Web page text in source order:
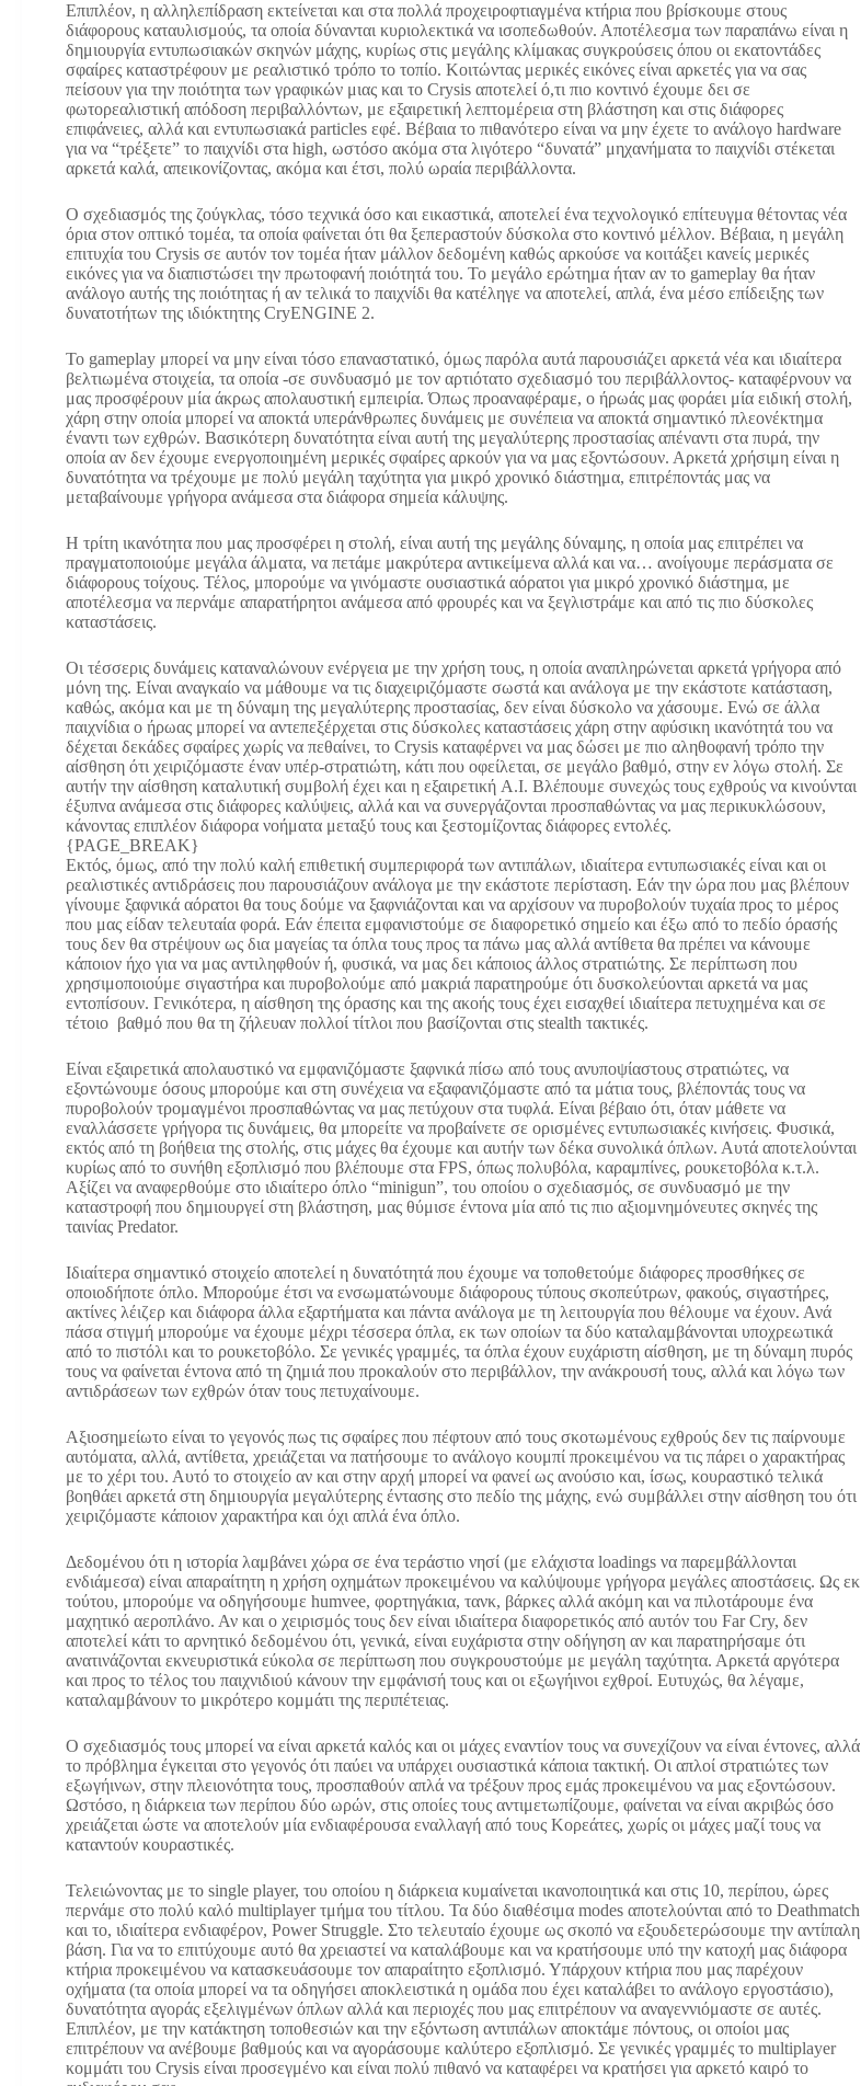
Επιπλέον, η αλληλεπίδραση εκτείνεται και στα πολλά προχειροφτιαγμένα κτήρια που βρίσκουμε στους
διάφορους καταυλισμούς, τα οποία δύνανται κυριολεκτικά να ισοπεδωθούν. Αποτέλεσμα των παραπάνω είναι η
δημιουργία εντυπωσιακών σκηνών μάχης, κυρίως στις μεγάλης κλίμακας συγκρούσεις όπου οι εκατοντάδες
σφαίρες καταστρέφουν με ρεαλιστικό τρόπο το τοπίο. Κοιτώντας μερικές εικόνες είναι αρκετές για να σας
πείσουν για την ποιότητα των γραφικών μιας και το Crysis αποτελεί ό,τι πιο κοντινό έχουμε δει σε
φωτορεαλιστική απόδοση περιβαλλόντων, με εξαιρετική λεπτομέρεια στη βλάστηση και στις διάφορες
επιφάνειες, αλλά και εντυπωσιακά particles εφέ. Βέβαια το πιθανότερο είναι να μην έχετε το ανάλογο hardware
για να “τρέξετε” το παιχνίδι στα high, ωστόσο ακόμα στα λιγότερο “δυνατά” μηχανήματα το παιχνίδι στέκεται
αρκετά καλά, απεικονίζοντας, ακόμα και έτσι, πολύ ωραία περιβάλλοντα.
Ο σχεδιασμός της ζούγκλας, τόσο τεχνικά όσο και εικαστικά, αποτελεί ένα τεχνολογικό επίτευγμα θέτοντας νέα
όρια στον οπτικό τομέα, τα οποία φαίνεται ότι θα ξεπεραστούν δύσκολα στο κοντινό μέλλον. Βέβαια, η μεγάλη
επιτυχία του Crysis σε αυτόν τον τομέα ήταν μάλλον δεδομένη καθώς αρκούσε να κοιτάξει κανείς μερικές
εικόνες για να διαπιστώσει την πρωτοφανή ποιότητά του. Το μεγάλο ερώτημα ήταν αν το gameplay θα ήταν
ανάλογο αυτής της ποιότητας ή αν τελικά το παιχνίδι θα κατέληγε να αποτελεί, απλά, ένα μέσο επίδειξης των
δυνατοτήτων της ιδιόκτητης CryENGINE 2.
Το gameplay μπορεί να μην είναι τόσο επαναστατικό, όμως παρόλα αυτά παρουσιάζει αρκετά νέα και ιδιαίτερα
βελτιωμένα στοιχεία, τα οποία -σε συνδυασμό με τον αρτιότατο σχεδιασμό του περιβάλλοντος- καταφέρνουν να
μας προσφέρουν μία άκρως απολαυστική εμπειρία. Όπως προαναφέραμε, ο ήρωάς μας φοράει μία ειδική στολή,
χάρη στην οποία μπορεί να αποκτά υπεράνθρωπες δυνάμεις με συνέπεια να αποκτά σημαντικό πλεονέκτημα
έναντι των εχθρών. Βασικότερη δυνατότητα είναι αυτή της μεγαλύτερης προστασίας απέναντι στα πυρά, την
οποία αν δεν έχουμε ενεργοποιημένη μερικές σφαίρες αρκούν για να μας εξοντώσουν. Αρκετά χρήσιμη είναι η
δυνατότητα να τρέχουμε με πολύ μεγάλη ταχύτητα για μικρό χρονικό διάστημα, επιτρέποντάς μας να
μεταβαίνουμε γρήγορα ανάμεσα στα διάφορα σημεία κάλυψης.
Η τρίτη ικανότητα που μας προσφέρει η στολή, είναι αυτή της μεγάλης δύναμης, η οποία μας επιτρέπει να
πραγματοποιούμε μεγάλα άλματα, να πετάμε μακρύτερα αντικείμενα αλλά και να… ανοίγουμε περάσματα σε
διάφορους τοίχους. Τέλος, μπορούμε να γινόμαστε ουσιαστικά αόρατοι για μικρό χρονικό διάστημα, με
αποτέλεσμα να περνάμε απαρατήρητοι ανάμεσα από φρουρές και να ξεγλιστράμε και από τις πιο δύσκολες
καταστάσεις.
Οι τέσσερις δυνάμεις καταναλώνουν ενέργεια με την χρήση τους, η οποία αναπληρώνεται αρκετά γρήγορα από
μόνη της. Είναι αναγκαίο να μάθουμε να τις διαχειριζόμαστε σωστά και ανάλογα με την εκάστοτε κατάσταση,
καθώς, ακόμα και με τη δύναμη της μεγαλύτερης προστασίας, δεν είναι δύσκολο να χάσουμε. Ενώ σε άλλα
παιχνίδια ο ήρωας μπορεί να αντεπεξέρχεται στις δύσκολες καταστάσεις χάρη στην αφύσικη ικανότητά του να
δέχεται δεκάδες σφαίρες χωρίς να πεθαίνει, το Crysis καταφέρνει να μας δώσει με πιο αληθοφανή τρόπο την
αίσθηση ότι χειριζόμαστε έναν υπέρ-στρατιώτη, κάτι που οφείλεται, σε μεγάλο βαθμό, στην εν λόγω στολή. Σε
αυτήν την αίσθηση καταλυτική συμβολή έχει και η εξαιρετική A.I. Βλέπουμε συνεχώς τους εχθρούς να κινούνται
έξυπνα ανάμεσα στις διάφορες καλύψεις, αλλά και να συνεργάζονται προσπαθώντας να μας περικυκλώσουν,
κάνοντας επιπλέον διάφορα νοήματα μεταξύ τους και ξεστομίζοντας διάφορες εντολές.
{PAGE_BREAK}
Εκτός, όμως, από την πολύ καλή επιθετική συμπεριφορά των αντιπάλων, ιδιαίτερα εντυπωσιακές είναι και οι
ρεαλιστικές αντιδράσεις που παρουσιάζουν ανάλογα με την εκάστοτε περίσταση. Εάν την ώρα που μας βλέπουν
γίνουμε ξαφνικά αόρατοι θα τους δούμε να ξαφνιάζονται και να αρχίσουν να πυροβολούν τυχαία προς το μέρος
που μας είδαν τελευταία φορά. Εάν έπειτα εμφανιστούμε σε διαφορετικό σημείο και έξω από το πεδίο όρασής
τους δεν θα στρέψουν ως δια μαγείας τα όπλα τους προς τα πάνω μας αλλά αντίθετα θα πρέπει να κάνουμε
κάποιον ήχο για να μας αντιληφθούν ή, φυσικά, να μας δει κάποιος άλλος στρατιώτης. Σε περίπτωση που
χρησιμοποιούμε σιγαστήρα και πυροβολούμε από μακριά παρατηρούμε ότι δυσκολεύονται αρκετά να μας
εντοπίσουν. Γενικότερα, η αίσθηση της όρασης και της ακοής τους έχει εισαχθεί ιδιαίτερα πετυχημένα και σε
τέτοιο βαθμό που θα τη ζήλευαν πολλοί τίτλοι που βασίζονται στις stealth τακτικές.
Είναι εξαιρετικά απολαυστικό να εμφανιζόμαστε ξαφνικά πίσω από τους ανυποψίαστους στρατιώτες, να
εξοντώνουμε όσους μπορούμε και στη συνέχεια να εξαφανιζόμαστε από τα μάτια τους, βλέποντάς τους να
πυροβολούν τρομαγμένοι προσπαθώντας να μας πετύχουν στα τυφλά. Είναι βέβαιο ότι, όταν μάθετε να
εναλλάσσετε γρήγορα τις δυνάμεις, θα μπορείτε να προβαίνετε σε ορισμένες εντυπωσιακές κινήσεις. Φυσικά,
εκτός από τη βοήθεια της στολής, στις μάχες θα έχουμε και αυτήν των δέκα συνολικά όπλων. Αυτά αποτελούνται
κυρίως από το συνήθη εξοπλισμό που βλέπουμε στα FPS, όπως πολυβόλα, καραμπίνες, ρουκετοβόλα κ.τ.λ.
Αξίζει να αναφερθούμε στο ιδιαίτερο όπλο “minigun”, του οποίου ο σχεδιασμός, σε συνδυασμό με την
καταστροφή που δημιουργεί στη βλάστηση, μας θύμισε έντονα μία από τις πιο αξιομνημόνευτες σκηνές της
ταινίας Predator.
Ιδιαίτερα σημαντικό στοιχείο αποτελεί η δυνατότητά που έχουμε να τοποθετούμε διάφορες προσθήκες σε
οποιοδήποτε όπλο. Μπορούμε έτσι να ενσωματώνουμε διάφορους τύπους σκοπεύτρων, φακούς, σιγαστήρες,
ακτίνες λέιζερ και διάφορα άλλα εξαρτήματα και πάντα ανάλογα με τη λειτουργία που θέλουμε να έχουν. Ανά
πάσα στιγμή μπορούμε να έχουμε μέχρι τέσσερα όπλα, εκ των οποίων τα δύο καταλαμβάνονται υποχρεωτικά
από το πιστόλι και το ρουκετοβόλο. Σε γενικές γραμμές, τα όπλα έχουν ευχάριστη αίσθηση, με τη δύναμη πυρός
τους να φαίνεται έντονα από τη ζημιά που προκαλούν στο περιβάλλον, την ανάκρουσή τους, αλλά και λόγω των
αντιδράσεων των εχθρών όταν τους πετυχαίνουμε.
Αξιοσημείωτο είναι το γεγονός πως τις σφαίρες που πέφτουν από τους σκοτωμένους εχθρούς δεν τις παίρνουμε
αυτόματα, αλλά, αντίθετα, χρειάζεται να πατήσουμε το ανάλογο κουμπί προκειμένου να τις πάρει ο χαρακτήρας
με το χέρι του. Αυτό το στοιχείο αν και στην αρχή μπορεί να φανεί ως ανούσιο και, ίσως, κουραστικό τελικά
βοηθάει αρκετά στη δημιουργία μεγαλύτερης έντασης στο πεδίο της μάχης, ενώ συμβάλλει στην αίσθηση του ότι
χειριζόμαστε κάποιον χαρακτήρα και όχι απλά ένα όπλο.
Δεδομένου ότι η ιστορία λαμβάνει χώρα σε ένα τεράστιο νησί (με ελάχιστα loadings να παρεμβάλλονται
ενδιάμεσα) είναι απαραίτητη η χρήση οχημάτων προκειμένου να καλύψουμε γρήγορα μεγάλες αποστάσεις. Ως εκ
τούτου, μπορούμε να οδηγήσουμε humvee, φορτηγάκια, τανκ, βάρκες αλλά ακόμη και να πιλοτάρουμε ένα
μαχητικό αεροπλάνο. Αν και ο χειρισμός τους δεν είναι ιδιαίτερα διαφορετικός από αυτόν του Far Cry, δεν
αποτελεί κάτι το αρνητικό δεδομένου ότι, γενικά, είναι ευχάριστα στην οδήγηση αν και παρατηρήσαμε ότι
ανατινάζονται εκνευριστικά εύκολα σε περίπτωση που συγκρουστούμε με μεγάλη ταχύτητα. Αρκετά αργότερα
και προς το τέλος του παιχνιδιού κάνουν την εμφάνισή τους και οι εξωγήινοι εχθροί. Ευτυχώς, θα λέγαμε,
καταλαμβάνουν το μικρότερο κομμάτι της περιπέτειας.
Ο σχεδιασμός τους μπορεί να είναι αρκετά καλός και οι μάχες εναντίον τους να συνεχίζουν να είναι έντονες, αλλά
το πρόβλημα έγκειται στο γεγονός ότι παύει να υπάρχει ουσιαστικά κάποια τακτική. Οι απλοί στρατιώτες των
εξωγήινων, στην πλειονότητα τους, προσπαθούν απλά να τρέξουν προς εμάς προκειμένου να μας εξοντώσουν.
Ωστόσο, η διάρκεια των περίπου δύο ωρών, στις οποίες τους αντιμετωπίζουμε, φαίνεται να είναι ακριβώς όσο
χρειάζεται ώστε να αποτελούν μία ενδιαφέρουσα εναλλαγή από τους Κορεάτες, χωρίς οι μάχες μαζί τους να
καταντούν κουραστικές.
Τελειώνοντας με το single player, του οποίου η διάρκεια κυμαίνεται ικανοποιητικά και στις 10, περίπου, ώρες
περνάμε στο πολύ καλό multiplayer τμήμα του τίτλου. Τα δύο διαθέσιμα modes αποτελούνται από το Deathmatch
και το, ιδιαίτερα ενδιαφέρον, Power Struggle. Στο τελευταίο έχουμε ως σκοπό να εξουδετερώσουμε την αντίπαλη
βάση. Για να το επιτύχουμε αυτό θα χρειαστεί να καταλάβουμε και να κρατήσουμε υπό την κατοχή μας διάφορα
κτήρια προκειμένου να κατασκευάσουμε τον απαραίτητο εξοπλισμό. Υπάρχουν κτήρια που μας παρέχουν
οχήματα (τα οποία μπορεί να τα οδηγήσει αποκλειστικά η ομάδα που έχει καταλάβει το ανάλογο εργοστάσιο),
δυνατότητα αγοράς εξελιγμένων όπλων αλλά και περιοχές που μας επιτρέπουν να αναγεννιόμαστε σε αυτές.
Επιπλέον, με την κατάκτηση τοποθεσιών και την εξόντωση αντιπάλων αποκτάμε πόντους, οι οποίοι μας
επιτρέπουν να ανέβουμε βαθμούς και να αγοράσουμε καλύτερο εξοπλισμό. Σε γενικές γραμμές το multiplayer
κομμάτι του Crysis είναι προσεγμένο και είναι πολύ πιθανό να καταφέρει να κρατήσει για αρκετό καιρό το